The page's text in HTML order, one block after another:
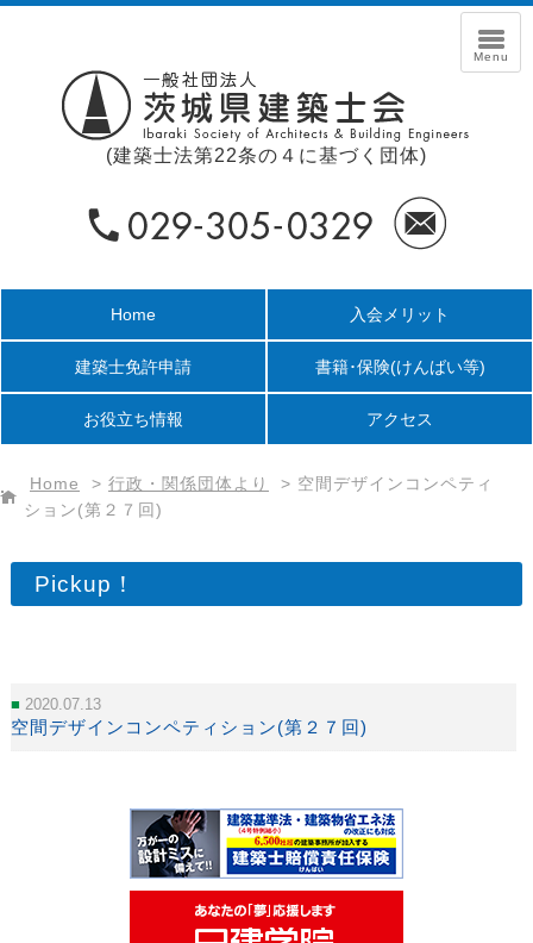
(建築士法第22条の４に基づく団体)
Home 入会メリット
建築士免許申請 書籍･保険(けんばい等)
お役立ち情報 アクセス
Home > 行政・関係団体より > 空間デザインコンペティ
ション(第２７回)
Pickup！
2020.07.13
空間デザインコンペティション(第２７回)